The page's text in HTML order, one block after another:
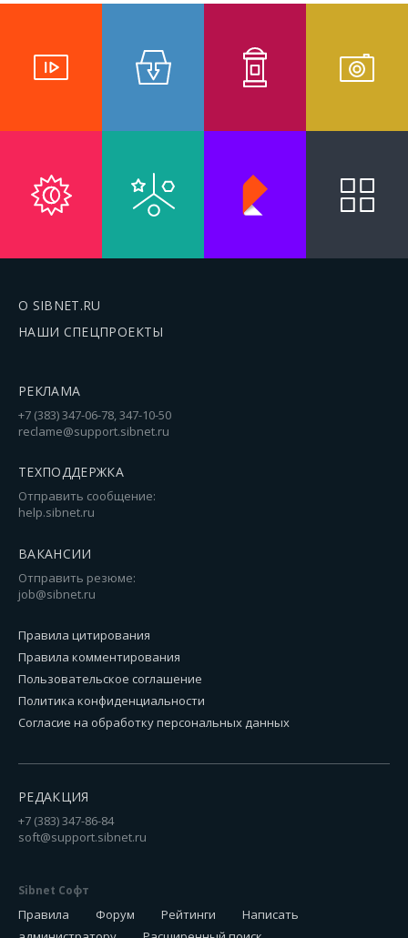
О SIBNET.RU
НАШИ СПЕЦПРОЕКТЫ
РЕКЛАМА
+7 (383) 347-06-78, 347-10-50
reclame@support.sibnet.ru
ТЕХПОДДЕРЖКА
Отправить сообщение:
help.sibnet.ru
ВАКАНСИИ
Отправить резюме:
job@sibnet.ru
Правила цитирования
Правила комментирования
Пользовательское соглашение
Политика конфиденциальности
Согласие на обработку персональных данных
РЕДАКЦИЯ
+7 (383) 347-86-84
soft@support.sibnet.ru
Sibnet Софт
Правила Форум Рейтинги
Написать